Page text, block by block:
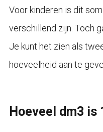
Voor kinderen is dit
verschillend zijn. Toch
Je kunt het zien als
hoeveelheid aan te
Hoeveel dm3 is